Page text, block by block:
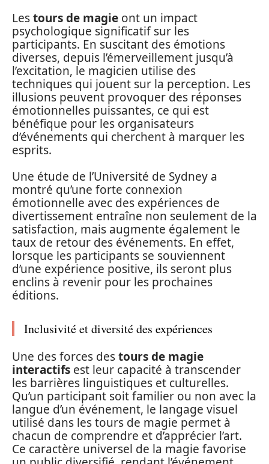
Lestours de magie ont un impact
psychologique significatif sur les
participants. En suscitant des émotions
diverses, depuis l’émerveillement jusqu’à
l’excitation, le magicien utilise des
techniques qui jouent sur la perception. Les
illusions peuvent provoquer des réponses
émotionnelles puissantes, ce qui est
bénéfique pour les organisateurs
d’événements qui cherchent à marquer les
esprits.
Une étude de l’Université de Sydney a
montré qu’une forte connexion
émotionnelle avec des expériences de
divertissement entraîne non seulement de la
satisfaction, mais augmente également le
taux de retour des événements. En effet,
lorsque les participants se souviennent
d’une expérience positive, ils seront plus
enclins à revenir pour les prochaines
éditions.
Inclusivité et diversité des expériences
Une des forces destours de magie
interactifs est leur capacité à transcender
les barrières linguistiques et culturelles.
Qu’un participant soit familier ou non avec la
langue d’un événement, le langage visuel
utilisé dans les tours de magie permet à
chacun de comprendre et d’apprécier l’art.
Ce caractère universel de la magie favorise